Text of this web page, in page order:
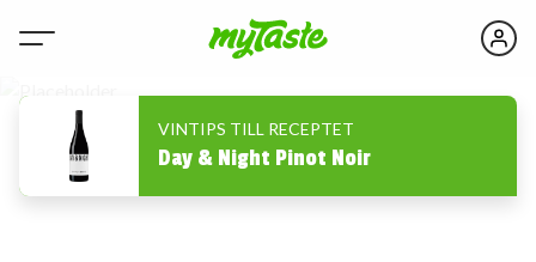
VINTIPS TILL RECEPTET
Day & Night Pinot Noir